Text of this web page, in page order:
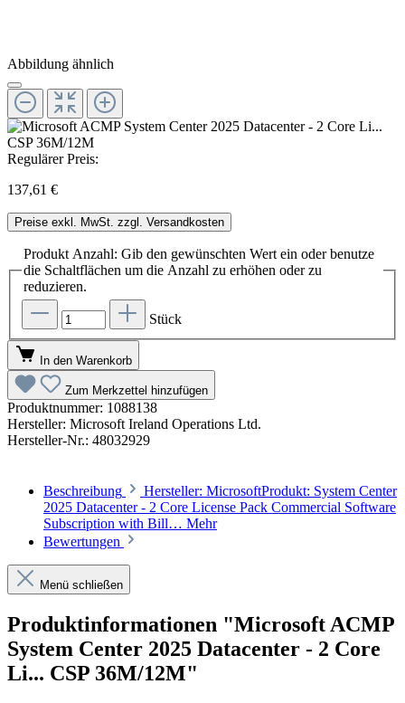
Abbildung ähnlich
Regulärer Preis:
137,61 €
Preise exkl. MwSt. zzgl. Versandkosten
Produkt Anzahl: Gib den gewünschten Wert ein oder benutze
die Schaltflächen um die Anzahl zu erhöhen oder zu
reduzieren.
Stück
In den Warenkorb
Zum Merkzettel hinzufügen
Produktnummer: 1088138
Hersteller: Microsoft Ireland Operations Ltd.
Hersteller-Nr.: 48032929
Beschreibung
Hersteller: MicrosoftProdukt: System Center
2025 Datacenter - 2 Core License Pack Commercial Software
Subscription with Bill… Mehr
Bewertungen
Menü schließen
Produktinformationen "Microsoft ACMP
System Center 2025 Datacenter - 2 Core
Li... CSP 36M/12M"